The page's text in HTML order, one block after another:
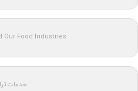
Our Food Industries
خدمات